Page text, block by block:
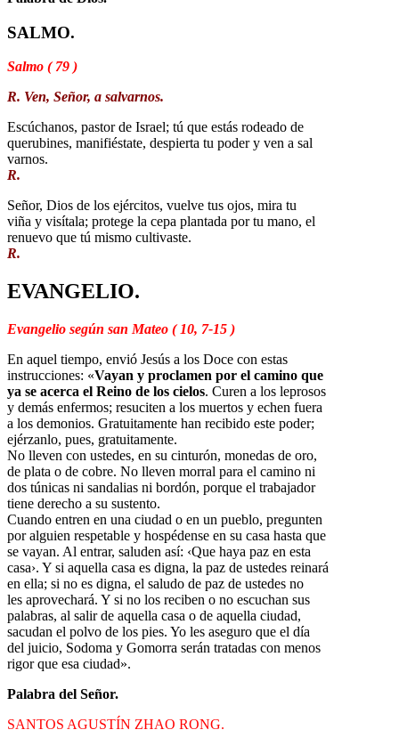
SALMO.
Salmo ( 79 )
R. Ven, Señor, a salvarnos.
Escúchanos, pastor de Israel; tú que estás rodeado de
querubines, manifiéstate, despierta tu poder y ven a sal
varnos.
R.
Señor, Dios de los ejércitos, vuelve tus ojos, mira tu
viña y visítala; protege la cepa plantada por tu mano, el
renuevo que tú mismo cultivaste.
R.
EVANGELIO.
Evangelio según san Mateo ( 10, 7-15 )
En aquel tiempo, envió Jesús a los Doce con estas
instrucciones: «Vayan y proclamen por el camino que
ya se acerca el Reino de los cielos. Curen a los leprosos
y demás enfermos; resuciten a los muertos y echen fuera
a los demonios. Gratuitamente han recibido este poder;
ejérzanlo, pues, gratuitamente.
No lleven con ustedes, en su cinturón, monedas de oro,
de plata o de cobre. No lleven morral para el camino ni
dos túnicas ni sandalias ni bordón, porque el trabajador
tiene derecho a su sustento.
Cuando entren en una ciudad o en un pueblo, pregunten
por alguien respetable y hospédense en su casa hasta que
se vayan. Al entrar, saluden así: ‹Que haya paz en esta
casa›. Y si aquella casa es digna, la paz de ustedes reinará
en ella; si no es digna, el saludo de paz de ustedes no
les aprovechará. Y si no los reciben o no escuchan sus
palabras, al salir de aquella casa o de aquella ciudad,
sacudan el polvo de los pies. Yo les aseguro que el día
del juicio, Sodoma y Gomorra serán tratadas con menos
rigor que esa ciudad».
Palabra del Señor.
SANTOS AGUSTÍN ZHAO RONG.